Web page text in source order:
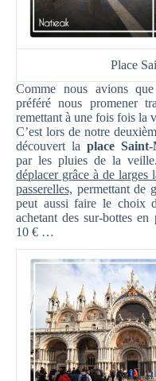
Place
Comme nous avions
préféré nous promener
remettant à une fois fois la
C’est lors de notre
découvert la place
par les pluies de la
déplacer grâce à de larges
passerelles, permettant de
peut aussi faire le choix
achetant des sur-bottes
10 € …